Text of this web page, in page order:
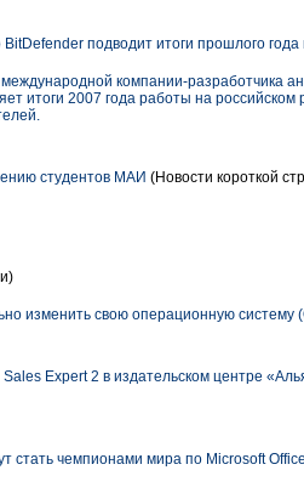
BitDefender подводит итоги прошлого
компании-разработчика
итоги 2007 года работы на российском
студентов МАИ (Новости короткой
изменить свою операционную систему
Expert 2 в издательском центре
стать чемпионами мира по Microsoft Office